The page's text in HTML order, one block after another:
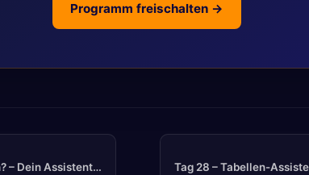
Programm freischalten →
– Dein Assistent…